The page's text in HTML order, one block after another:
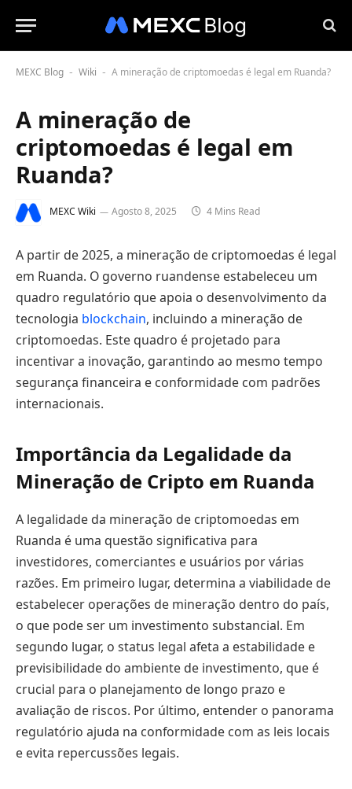
MEXC Blog - Wiki - A mineração de criptomoedas é legal em Ruanda?
A mineração de
criptomoedas é legal em
Ruanda?
MEXC Wiki Agosto 8, 2025 4 Mins Read
A partir de 2025, a mineração de criptomoedas é legal
em Ruanda. O governo ruandense estabeleceu um
quadro regulatório que apoia o desenvolvimento da
tecnologia blockchain, incluindo a mineração de
criptomoedas. Este quadro é projetado para
incentivar a inovação, garantindo ao mesmo tempo
segurança financeira e conformidade com padrões
internacionais.
Importância da Legalidade da
Mineração de Cripto em Ruanda
A legalidade da mineração de criptomoedas em
Ruanda é uma questão significativa para
investidores, comerciantes e usuários por várias
razões. Em primeiro lugar, determina a viabilidade de
estabelecer operações de mineração dentro do país,
o que pode ser um investimento substancial. Em
segundo lugar, o status legal afeta a estabilidade e
previsibilidade do ambiente de investimento, que é
crucial para o planejamento de longo prazo e
avaliação de riscos. Por último, entender o panorama
regulatório ajuda na conformidade com as leis locais
e evita repercussões legais.